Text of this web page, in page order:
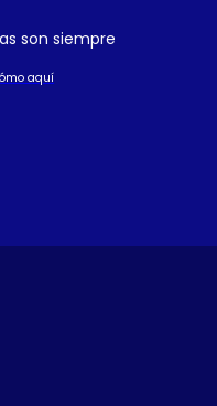
son siempre
aquí